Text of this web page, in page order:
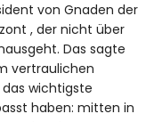
von Gnaden der
, der nicht über
Das sagte
vertraulichen
das wichtigste
haben: mitten in